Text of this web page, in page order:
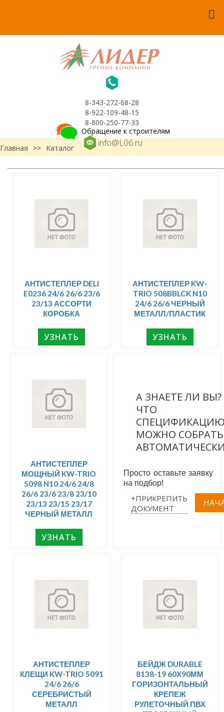
8-343-272-68-28
8-922-109-48-15
8-800-250-77-33
info@L06.ru
Обращение к строителям
Главная
>> Каталог
АНТИСТЕПЛЕР DELI
E0236 24/6 26/6 23/6
23/13 АССОРТИ
КОРОБКА
УЗНАТЬ
АНТИСТЕПЛЕР KW-
TRIO 508BBLCK N10
24/6 26/6 ЧЕРНЫЙ
МЕТАЛЛ/ПЛАСТИК
УЗНАТЬ
АНТИСТЕПЛЕР
МОЩНЫЙ KW-TRIO
5098 N10 24/6 24/8
26/6 23/6 23/8 23/10
23/13 23/15 23/17
ЧЕРНЫЙ МЕТАЛЛ
УЗНАТЬ
А ЗНАЕТЕ ЛИ ВЫ?
ЧТО
МОЖНО СОБРАТЬ
Просто оставьте заявку
на подбор!
+ПРИКРЕПИТЬ
ДОКУМЕНТ
АНТИСТЕПЛЕР
КЛЕЩИ KW-TRIO 5091
24/6 26/6
СЕРЕБРИСТЫЙ
МЕТАЛЛ
БЕЙДЖ DURABLE
8138-19 60Х90ММ
ГОРИЗОНТАЛЬНЫЙ
КРЕПЕЖ
РУЛЕТОЧНЫЙ ПВХ